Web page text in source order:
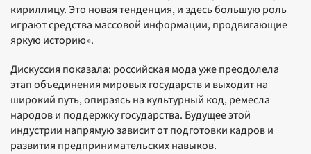
кириллицу. Это новая тенденция, и здесь большую роль
играют средства массовой информации, продвигающие
яркую историю».
Дискуссия показала: российская мода уже преодолела
этап объединения мировых государств и выходит на
широкий путь, опираясь на культурный код, ремесла
народов и поддержку государства. Будущее этой
индустрии напрямую зависит от подготовки кадров и
развития предпринимательских навыков.